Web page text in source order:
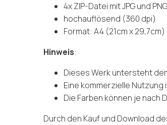
4x ZIP-Datei mit JPG und PNG
hochauflösend (360 dpi)
Format: A4 (21cm x 29,7cm)
Hinweis:
Dieses Werk untersteht
Eine kommerzielle
Die Farben können je nach
Durch den Kauf und Download